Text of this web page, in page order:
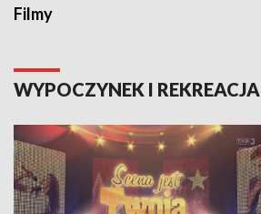
Filmy
WYPOCZYNEK I REKREACJA